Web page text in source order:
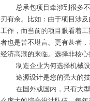
总承包项目牵涉到很多不
刃有余。比如：由于项目涉
工作，而当前的项目眼看着
者也是苦不堪言。更有甚者
经济高潮的来临。选择非核
制造企业为何选择机械设
途源设计是您的强大的技
在国外或国内，只有大型